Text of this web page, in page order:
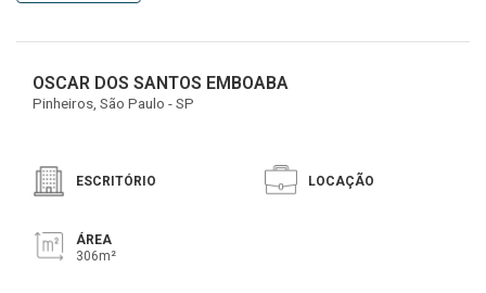
OSCAR DOS SANTOS EMBOABA
Pinheiros, São Paulo - SP
ESCRITÓRIO LOCAÇÃO
ÁREA
306m²